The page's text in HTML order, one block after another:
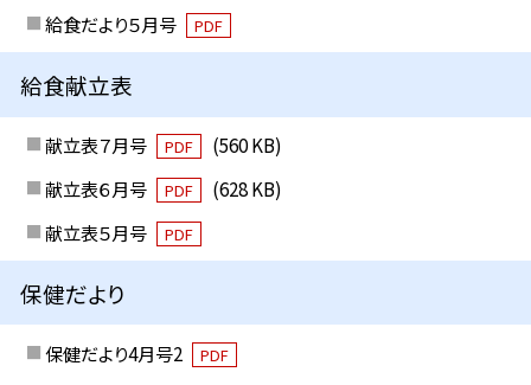
給食だより５月号
PDF
給食献立表
献立表７月号 PDF
(560 KB)
献立表６月号
PDF
(628 KB)
献立表５月号
PDF
保健だより
保健だより4月号2 PDF